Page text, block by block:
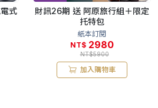
式
財訊26期 送 阿原旅行組＋限定
托特包
紙本訂閱
NT$ 2980
NT$5900
加入購物車